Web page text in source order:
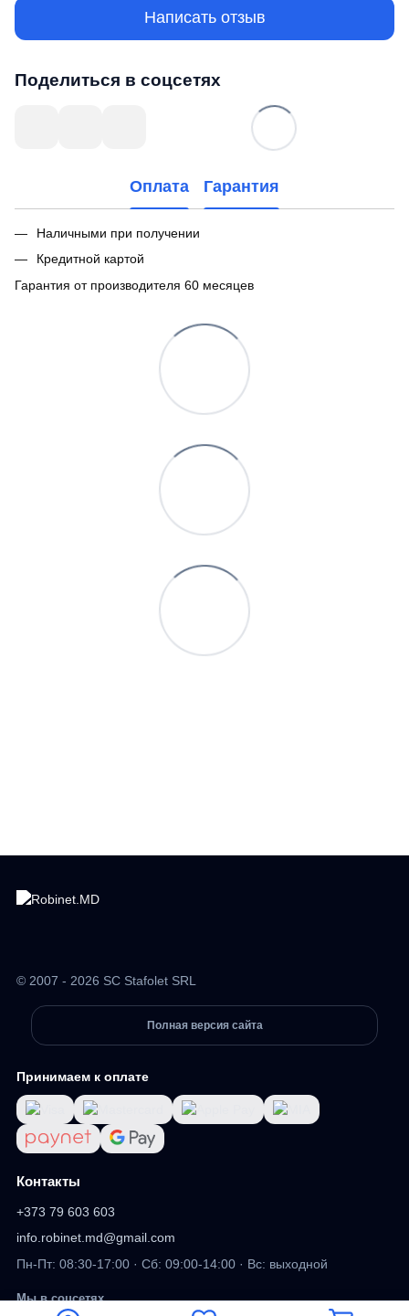
Написать отзыв
Поделиться в соцсетях
Оплата Гарантия
Наличными при получении
Кредитной картой
Гарантия от производителя 60 месяцев
© 2007 - 2026 SC Stafolet SRL
Полная версия сайта
Принимаем к оплате
Контакты
+373 79 603 603
info.robinet.md@gmail.com
Пн-Пт: 08:30-17:00 · Сб: 09:00-14:00 · Вс: выходной
Мы в соцсетях